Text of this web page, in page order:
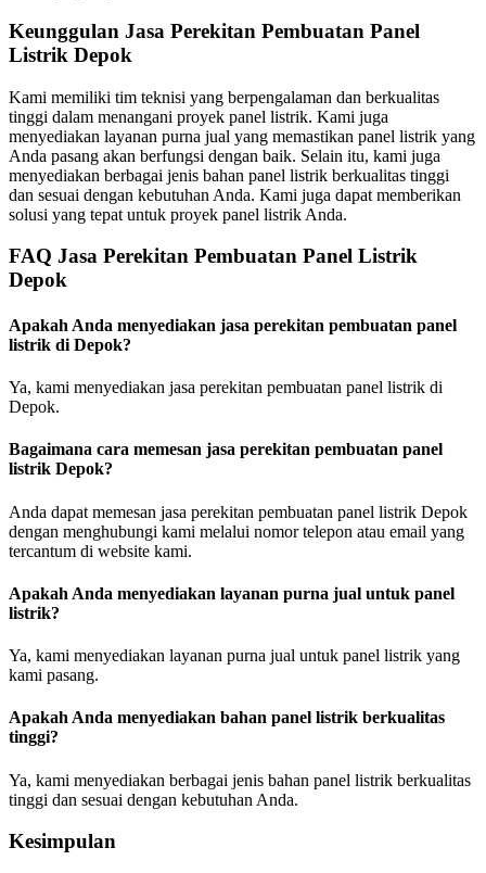
Keunggulan Jasa Perekitan Pembuatan Panel
Listrik Depok
Kami memiliki tim teknisi yang berpengalaman dan berkualitas
tinggi dalam menangani proyek panel listrik. Kami juga
menyediakan layanan purna jual yang memastikan panel listrik yang
Anda pasang akan berfungsi dengan baik. Selain itu, kami juga
menyediakan berbagai jenis bahan panel listrik berkualitas tinggi
dan sesuai dengan kebutuhan Anda. Kami juga dapat memberikan
solusi yang tepat untuk proyek panel listrik Anda.
FAQ Jasa Perekitan Pembuatan Panel Listrik
Depok
Apakah Anda menyediakan jasa perekitan pembuatan panel
listrik di Depok?
Ya, kami menyediakan jasa perekitan pembuatan panel listrik di
Depok.
Bagaimana cara memesan jasa perekitan pembuatan panel
listrik Depok?
Anda dapat memesan jasa perekitan pembuatan panel listrik Depok
dengan menghubungi kami melalui nomor telepon atau email yang
tercantum di website kami.
Apakah Anda menyediakan layanan purna jual untuk panel
listrik?
Ya, kami menyediakan layanan purna jual untuk panel listrik yang
kami pasang.
Apakah Anda menyediakan bahan panel listrik berkualitas
tinggi?
Ya, kami menyediakan berbagai jenis bahan panel listrik berkualitas
tinggi dan sesuai dengan kebutuhan Anda.
Kesimpulan